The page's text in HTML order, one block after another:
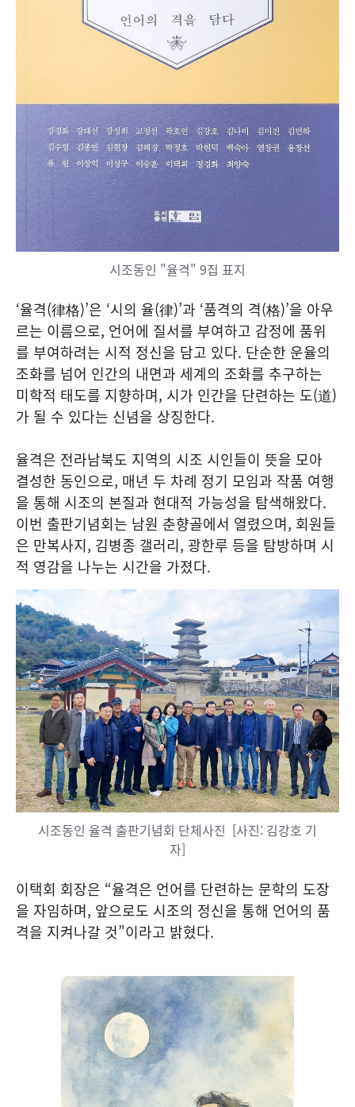
시조동인 "율격" 9집 표지
‘율격(律格)’은 ‘시의 율(律)’과 ‘품격의 격(格)’을 아우
르는 이름으로, 언어에 질서를 부여하고 감정에 품위
를 부여하려는 시적 정신을 담고 있다. 단순한 운율의
조화를 넘어 인간의 내면과 세계의 조화를 추구하는
미학적 태도를 지향하며, 시가 인간을 단련하는 도(道)
가 될 수 있다는 신념을 상징한다.
율격은 전라남북도 지역의 시조 시인들이 뜻을 모아
결성한 동인으로, 매년 두 차례 정기 모임과 작품 여행
을 통해 시조의 본질과 현대적 가능성을 탐색해왔다.
이번 출판기념회는 남원 춘향골에서 열렸으며, 회원들
은 만복사지, 김병종 갤러리, 광한루 등을 탐방하며 시
적 영감을 나누는 시간을 가졌다.
시조동인 율격 출판기념회 단체사진 [사진: 김강호 기
자]
이택회 회장은 “율격은 언어를 단련하는 문학의 도장
을 자임하며, 앞으로도 시조의 정신을 통해 언어의 품
격을 지켜나갈 것”이라고 밝혔다.